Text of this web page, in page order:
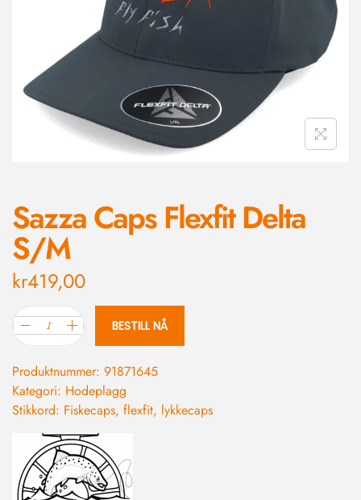
Sazza Caps Flexfit Delta
S/M
kr419,00
BESTILL NÅ
Produktnummer: 91871645
Kategori: Hodeplagg
Stikkord: Fiskecaps, flexfit, lykkecaps